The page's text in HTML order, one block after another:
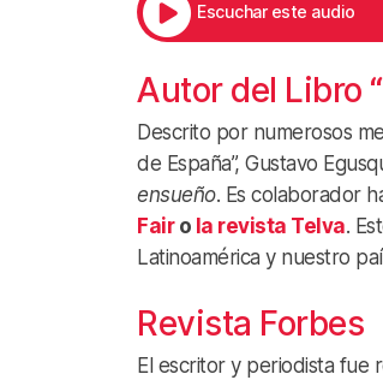
Escuchar este audio
Autor del Libro “
Descrito por numerosos
de España”, Gustavo
ensueño. Es colaborador
Fairo la revista Telva.
Latinoamérica y nuestro
Revista Forbes
El escritor y periodista fue